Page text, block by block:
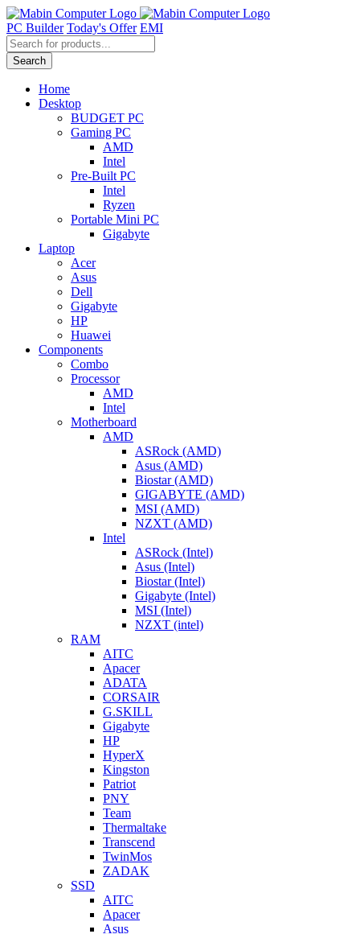
Skip
to
content
PC Builder Today's Offer EMI
Products
search
Search
Home
Desktop
BUDGET PC
Gaming PC
AMD
Intel
Pre-Built PC
Intel
Ryzen
Portable Mini PC
Gigabyte
Laptop
Acer
Asus
Dell
Gigabyte
HP
Huawei
Components
Combo
Processor
AMD
Intel
Motherboard
AMD
ASRock (AMD)
Asus (AMD)
Biostar (AMD)
GIGABYTE (AMD)
MSI (AMD)
NZXT (AMD)
Intel
ASRock (Intel)
Asus (Intel)
Biostar (Intel)
Gigabyte (Intel)
MSI (Intel)
NZXT (intel)
RAM
AITC
Apacer
ADATA
CORSAIR
G.SKILL
Gigabyte
HP
HyperX
Kingston
Patriot
PNY
Team
Thermaltake
Transcend
TwinMos
ZADAK
SSD
AITC
Apacer
Asus